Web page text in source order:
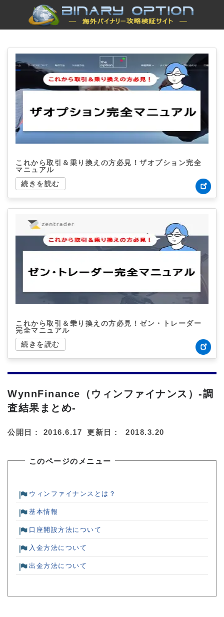
これから取引＆乗り換えの方必見！ザオプション完全
マニュアル
続きを読む
これから取引＆乗り換えの方必見！ゼン・トレーダー
完全マニュアル
続きを読む
WynnFinance（ウィンファイナンス）-調
査結果まとめ-
公開日 : 2016.6.17 更新日 : 2018.3.20
このページのメニュー
ウィンファイナンスとは？
基本情報
口座開設方法について
入金方法について
出金方法について